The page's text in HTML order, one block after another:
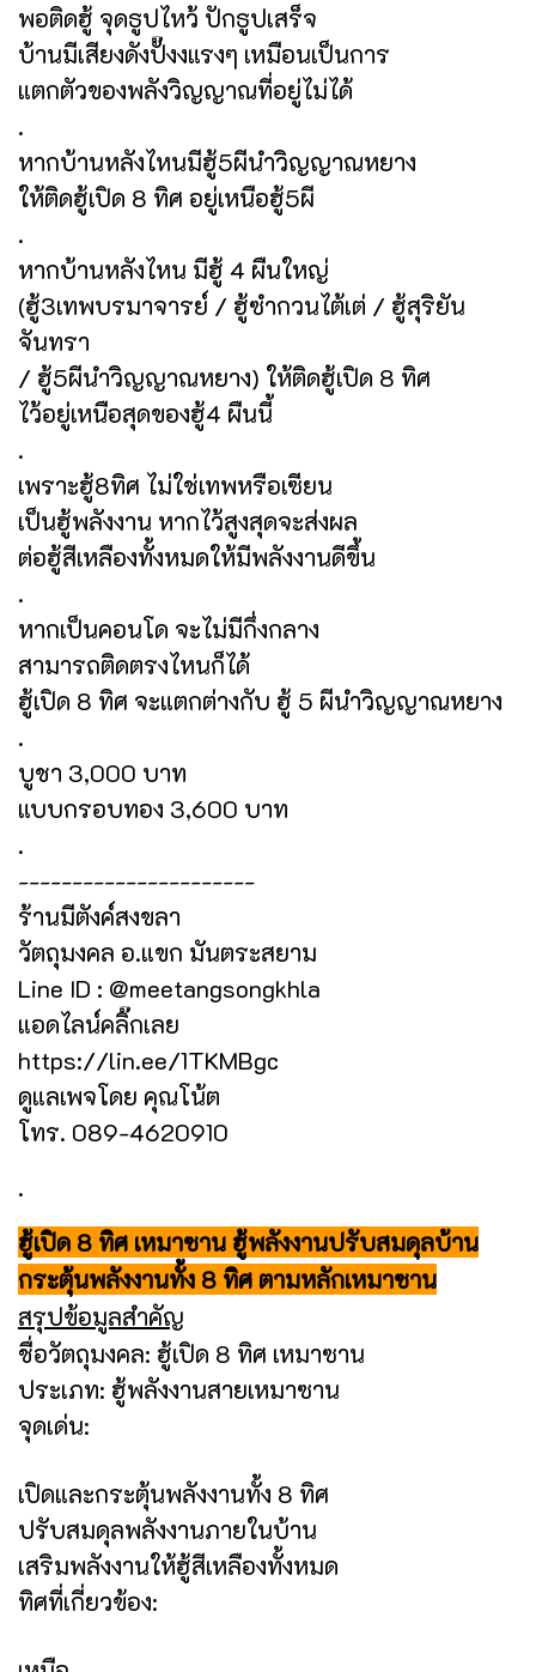
พอติดฮู้ จุดธูปไหว้ ปักธูปเสร็จ
บ้านมีเสียงดังปั๊งงแรงๆ เหมือนเป็นการ
แตกตัวของพลังวิญญาณที่อยู่ไม่ได้
.
หากบ้านหลังไหนมีฮู้5ผีนำวิญญาณหยาง
ให้ติดฮู้เปิด 8 ทิศ อยู่เหนือฮู้5ผี
.
หากบ้านหลังไหน มีฮู้ 4 ผืนใหญ่
(ฮู้3เทพบรมาจารย์ / ฮู้ซำกวนไต้เต่ / ฮู้สุริยัน
จันทรา
/ ฮู้5ผีนำวิญญาณหยาง) ให้ติดฮู้เปิด 8 ทิศ
ไว้อยู่เหนือสุดของฮู้4 ผืนนี้
.
เพราะฮู้8ทิศ ไม่ใช่เทพหรือเซียน
เป็นฮู้พลังงาน หากไว้สูงสุดจะส่งผล
ต่อฮู้สีเหลืองทั้งหมดให้มีพลังงานดีขึ้น
.
หากเป็นคอนโด จะไม่มีกึ่งกลาง
สามารถติดตรงไหนก็ได้
ฮู้เปิด 8 ทิศ จะแตกต่างกับ ฮู้ 5 ผีนำวิญญาณหยาง
.
บูชา 3,000 บาท
แบบกรอบทอง 3,600 บาท
.
----------------------
ร้านมีตังค์สงขลา
วัตถุมงคล อ.แขก มันตระสยาม
Line ID : @meetangsongkhla
แอดไลน์คลิ๊กเลย
https://lin.ee/1TKMBgc
ดูแลเพจโดย คุณโน้ต
โทร. 089-4620910
.
ฮู้เปิด 8 ทิศ เหมาซาน ฮู้พลังงานปรับสมดุลบ้าน
กระตุ้นพลังงานทั้ง 8 ทิศ ตามหลักเหมาซาน
สรุปข้อมูลสำคัญ
ชื่อวัตถุมงคล: ฮู้เปิด 8 ทิศ เหมาซาน
ประเภท: ฮู้พลังงานสายเหมาซาน
จุดเด่น:
เปิดและกระตุ้นพลังงานทั้ง 8 ทิศ
ปรับสมดุลพลังงานภายในบ้าน
เสริมพลังงานให้ฮู้สีเหลืองทั้งหมด
ทิศที่เกี่ยวข้อง: